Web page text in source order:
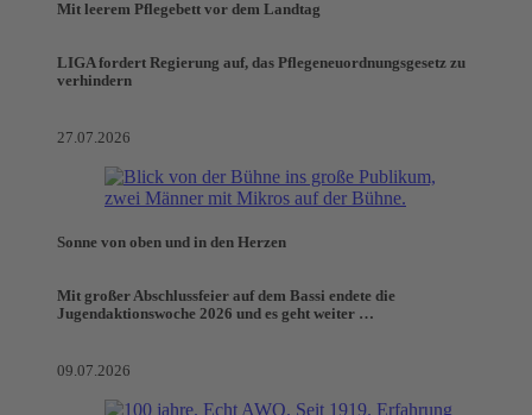
Mit leerem Pflegebett vor dem Landtag
LIGA fordert Regierung auf, das Pflegeneuordnungsgesetz zu
verhindern
27.07.2026
Sonne von oben und in den Herzen
Mit großer Abschlussfeier auf dem Bassi endete die
Jugendaktionswoche 2026 und es geht weiter …
09.07.2026